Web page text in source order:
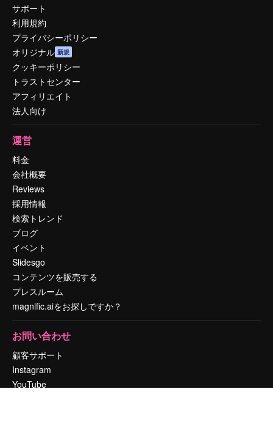
サポート
利用規約
プライバシーポリシー
オリジナル 新規
クッキーポリシー
トラストセンター
アフィリエイト
法人向け
運営
料金
会社概要
Reviews
採用情報
検索トレンド
ブログ
イベント
Slidesgo
コンテンツを販売する
プレスルーム
magnific.aiをお探しですか？
お問い合わせ
顧客サポート
Instagram
YouTube